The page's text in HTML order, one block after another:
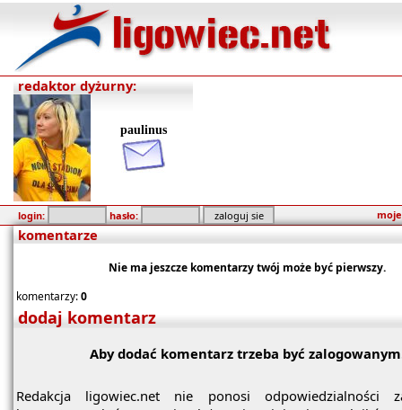
redaktor dyżurny:
paulinus
login: hasło:
komentarze
Nie ma jeszcze komentarzy twój może być pierwszy.
komentarzy:0
dodaj komentarz
Aby dodać komentarz trzeba być
Redakcja ligowiec.net nie ponosi odpowiedzialności